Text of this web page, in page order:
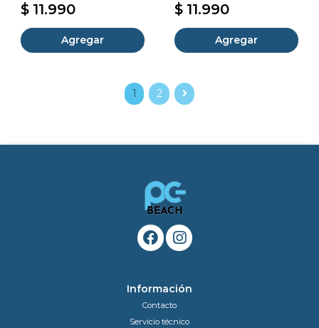
$ 11.990
Agregar
$ 11.990
Agregar
1 2
Información
Contacto
Servicio técnico